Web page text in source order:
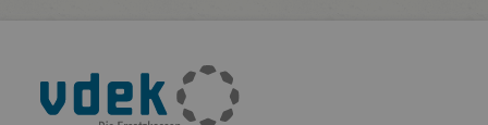
Fußleisten-
Navigation